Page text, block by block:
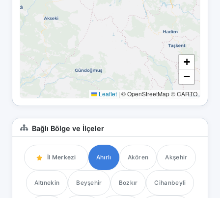
+
−
Leaflet | © OpenStreetMap © CARTO
Bağlı Bölge ve İlçeler
İl Merkezi Ahırlı Akören Akşehir
Altınekin Beyşehir Bozkır Cihanbeyli